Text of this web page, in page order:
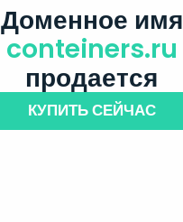
Доменное имя
conteiners.ru
продается
КУПИТЬ СЕЙЧАС